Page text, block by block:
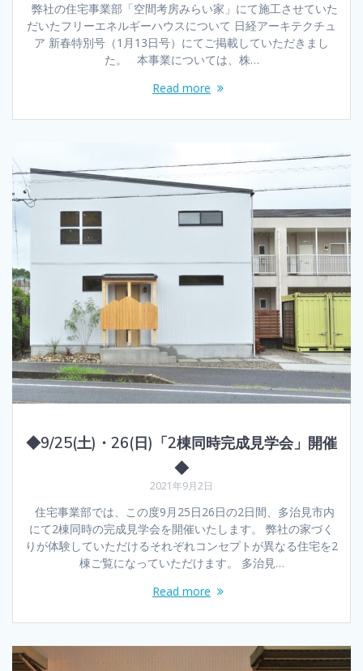
弊社の住宅事業部「空間考房みらい家」にて施工させていた
だいたフリーエネルギーハウスについて 日経アーキテクチュ
ア 新春特別号（1月13日号）にてご掲載していただきまし
た。 本事業については、株…
Read more
◆9/25(土)・26(日)「2棟同時完成見学会」開催
◆
2021年9月2日
住宅事業部では、この度9月25日26日の2日間、多治見市内
にて2棟同時の完成見学会を開催いたします。 弊社の家づく
りが体験していただけるそれぞれコンセプトが異なる住宅を2
棟ご覧になっていただけます。 多治見…
Read more